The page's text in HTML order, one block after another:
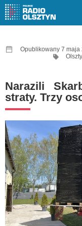
Opublikowany 7 maja
Narazili
straty. Trzy